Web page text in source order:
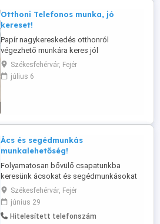
Otthoni Telefonos munka, jó
kereset!
Papír nagykereskedés otthonról
végezhető munkára keres jól
kommunikáló személyt, személyeket. A
cég 25 éve van jelen a magyarországi
piacon. Esetleg nyugdíjas is lehet.
Székesfehérvár, Fejér
július 6
Ács és segédmunkás
munkalehetőség!
Folyamatosan bővülő csapatunkba
keresünk ácsokat és segédmunkásokat
építőipari munkákhoz. Amit kínálunk:
versenyképes, pontosan fizetett bérezés
hosszú távú, stabil munkalehetőség
barátságos, összetartó csapat változatos
Székesfehérvár, Fejér
június 29
Hitelesített telefonszám